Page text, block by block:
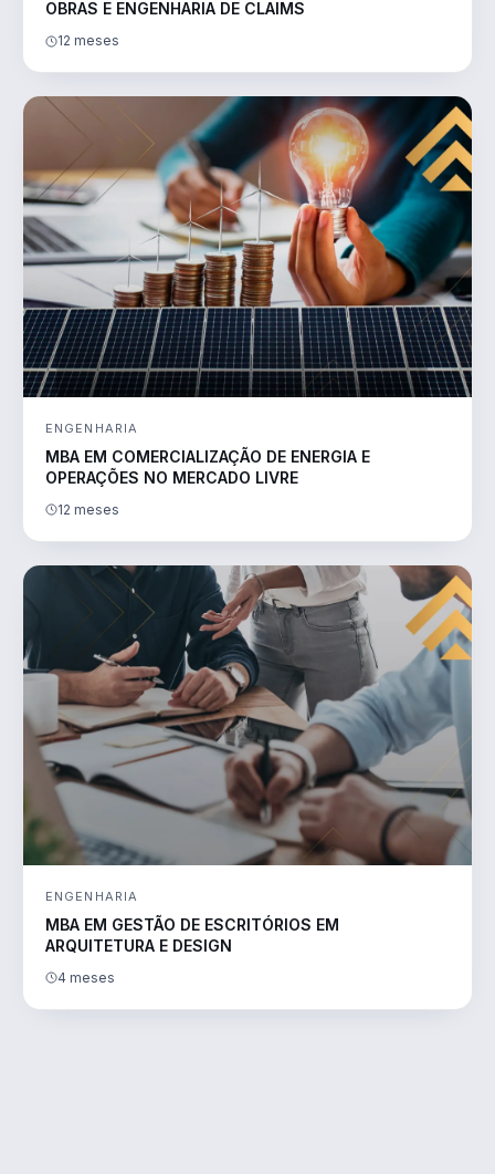
OBRAS E ENGENHARIA DE CLAIMS
12 meses
ENGENHARIA
MBA EM COMERCIALIZAÇÃO DE ENERGIA E
OPERAÇÕES NO MERCADO LIVRE
12 meses
ENGENHARIA
MBA EM GESTÃO DE ESCRITÓRIOS EM
ARQUITETURA E DESIGN
4 meses